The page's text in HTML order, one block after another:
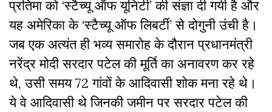
प्रतिमा को ‘स्टैच्यू ऑफ यूनिटी’ की संज्ञा दी गयी है और
यह अमेरिका के ‘स्टैच्यू ऑफ लिबर्टी’ से दोगुनी उंची है।
जब एक अत्यंत ही भव्य समारोह के दौरान प्रधानमंत्री
नरेंद्र मोदी सरदार पटेल की मूर्ति का अनावरण कर रहे
थे, उसी समय 72 गांवों के आदिवासी शोक मना रहे थे।
ये वे आदिवासी थे जिनकी जमीन पर सरदार पटेल की